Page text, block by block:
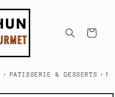
Warenkorb
› PATISSERIE & DESSERTS ›